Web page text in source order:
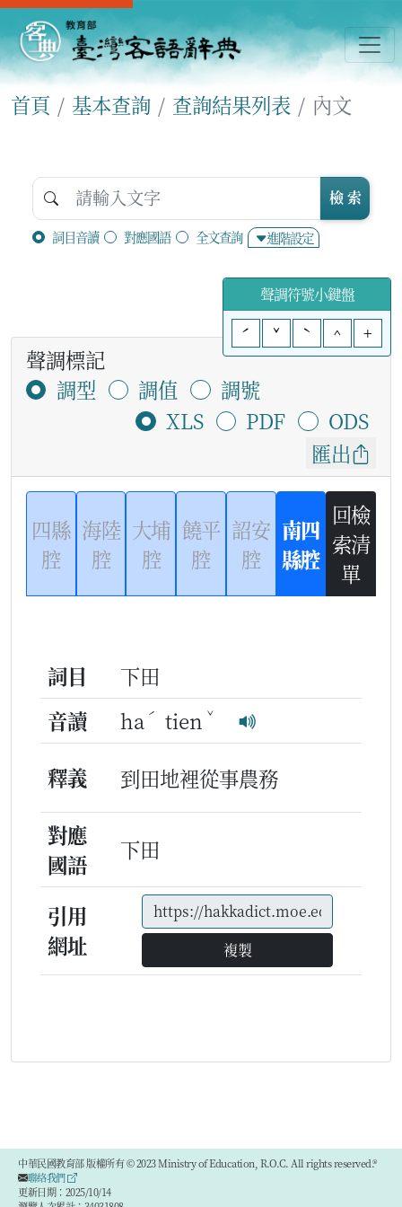
首頁 基本查詢 查詢結果列表 內文
詞目音讀 對應國語 全文查詢 進階設定
檢 索
聲調符號小鍵盤
ˊ
ˇ ˋ ^ +
聲調標記
調型
調值
調號
XLS
PDF
ODS
匯出
四縣
腔
海陸
腔
大埔
腔
饒平
腔
詔安
腔
南四
縣腔
回檢
索清
單
詞目
下田
音讀
ha ˊ tien ˇ
釋義
到田地裡從事農務
對應
國語
下田
引用
網址
複製
中華民國教育部 版權所有 © 2023 Ministry of Education, R.O.C. All rights reserved.®
聯絡我們
更新日期：2025/10/14